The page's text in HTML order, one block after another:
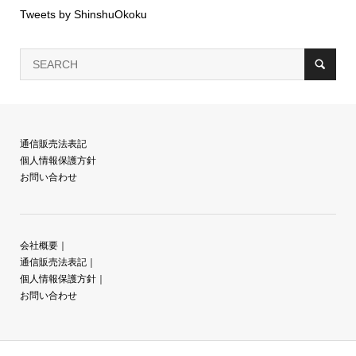
Tweets by ShinshuOkoku
通信販売法表記
個人情報保護方針
お問い合わせ
会社概要｜
通信販売法表記｜
個人情報保護方針｜
お問い合わせ